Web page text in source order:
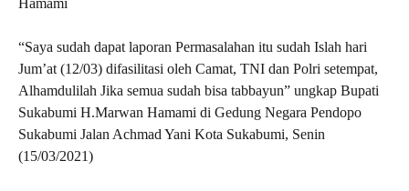
Hamami
“Saya sudah dapat laporan Permasalahan itu sudah Islah hari
Jum’at (12/03) difasilitasi oleh Camat, TNI dan Polri setempat,
Alhamdulilah Jika semua sudah bisa tabbayun” ungkap Bupati
Sukabumi H.Marwan Hamami di Gedung Negara Pendopo
Sukabumi Jalan Achmad Yani Kota Sukabumi, Senin
(15/03/2021)